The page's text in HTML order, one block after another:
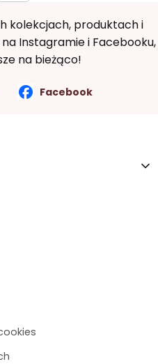
kolekcjach, produktach i
Instagramie i Facebooku,
na bieżąco!
Facebook